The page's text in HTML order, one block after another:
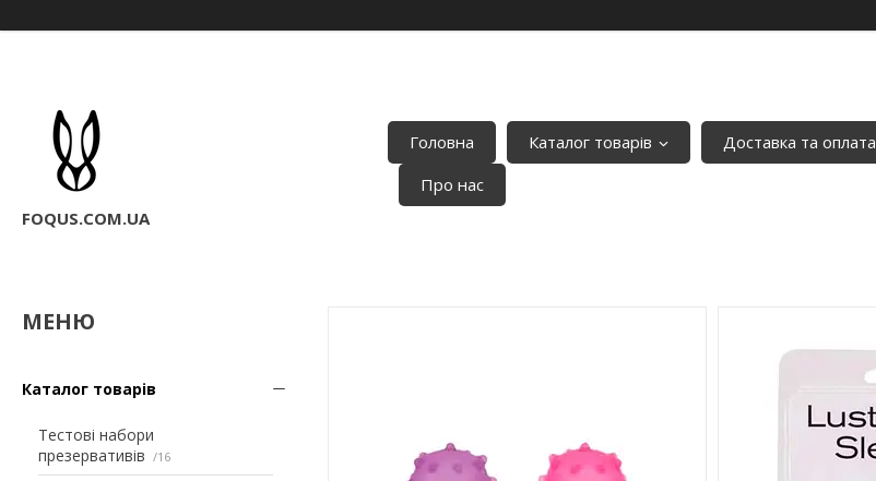
FOQUS.COM.UA
Головна Каталог товарів Доставка та оплата
Про нас
Каталог товарів
Тестові набори
презервативів
16